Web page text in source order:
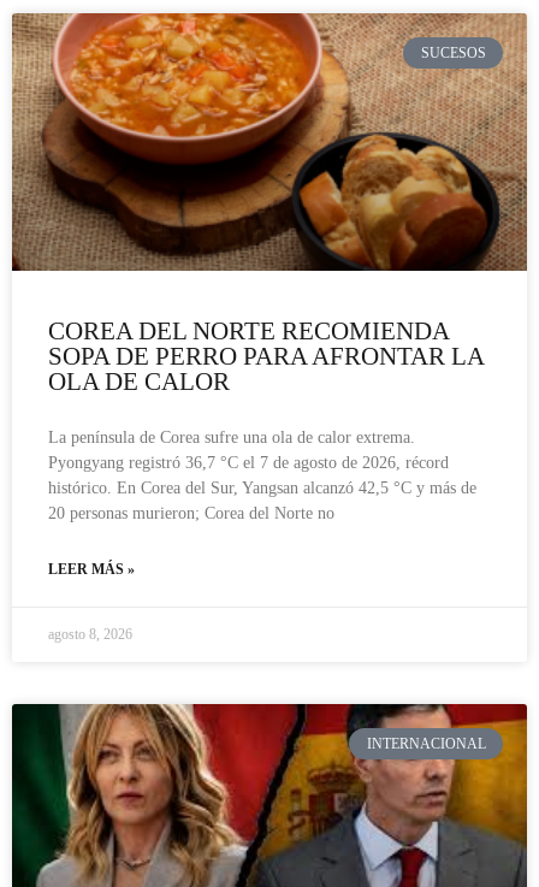
SUCESOS
COREA DEL NORTE RECOMIENDA
SOPA DE PERRO PARA AFRONTAR LA
OLA DE CALOR
La península de Corea sufre una ola de calor extrema.
Pyongyang registró 36,7 °C el 7 de agosto de 2026, récord
histórico. En Corea del Sur, Yangsan alcanzó 42,5 °C y más de
20 personas murieron; Corea del Norte no
LEER MÁS »
agosto 8, 2026
INTERNACIONAL